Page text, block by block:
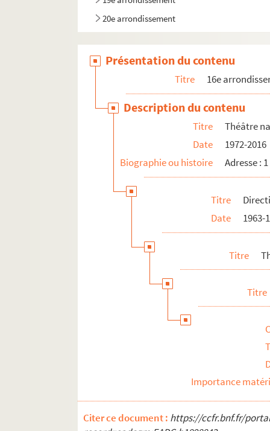
20e arrondissement
Présentation du contenu
Titre 16e
Description du contenu
Titre
Théâtre
Date
1972-2016
Biographie ou histoire
Adresse :
Titre
Date
1963-
Titre
Titre
Importance
Citer ce document : https://ccfr.bnf.fr/